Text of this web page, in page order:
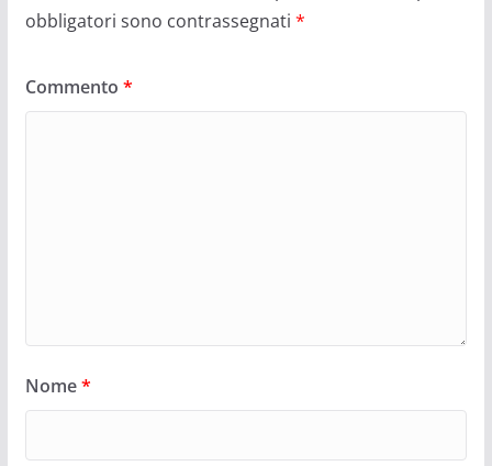
obbligatori sono contrassegnati *
Commento *
Nome*